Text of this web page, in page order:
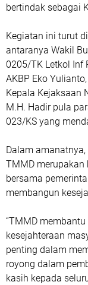
bertindak sebagai
Kegiatan ini turut
antaranya Wakil
0205/TK Letkol Inf
AKBP Eko
Kepala Kejaksaan
M.H. Hadir pula
023/KS yang
Dalam
TMMD merupakan
bersama
membangun
“TMMD
kesejahteraan
penting dalam
royong dalam
kasih kepada